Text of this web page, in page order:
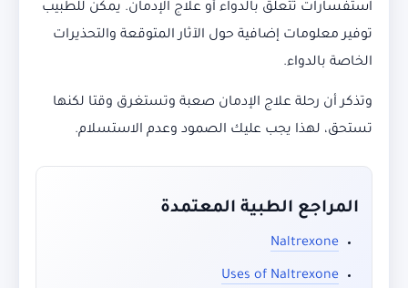
استفسارات تتعلق بالدواء أو علاج الإدمان. يمكن للطبيب
توفير معلومات إضافية حول الآثار المتوقعة والتحذيرات
الخاصة بالدواء.
وتذكر أن رحلة علاج الإدمان صعبة وتستغرق وقتا لكنها
تستحق، لهذا يجب عليك الصمود وعدم الاستسلام.
المراجع الطبية المعتمدة
Naltrexone
Uses of Naltrexone